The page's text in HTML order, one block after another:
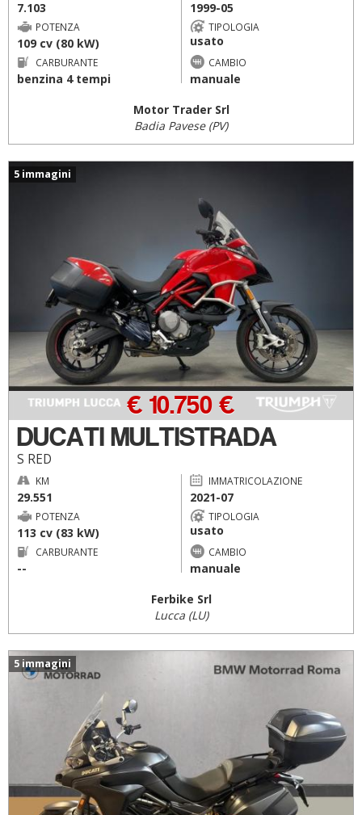
7.103 1999-05
POTENZA
109 cv (80 kW)
TIPOLOGIA
usato
CARBURANTE
benzina 4 tempi
CAMBIO
manuale
Motor Trader Srl
Badia Pavese (PV)
5 immagini
DUCATI MULTISTRADA
S RED
€ 10.750 €
KM
29.551
IMMATRICOLAZIONE
2021-07
POTENZA
113 cv (83 kW)
TIPOLOGIA
usato
CARBURANTE
--
CAMBIO
manuale
Ferbike Srl
Lucca (LU)
5 immagini